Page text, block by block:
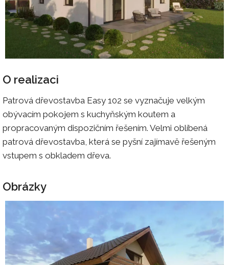
O realizaci
Patrová dřevostavba Easy 102 se vyznačuje velkým
obývacím pokojem s kuchyňským koutem a
propracovaným dispozičním řešením. Velmi oblíbená
patrová dřevostavba, která se pyšní zajímavě řešeným
vstupem s obkladem dřeva.
Obrázky